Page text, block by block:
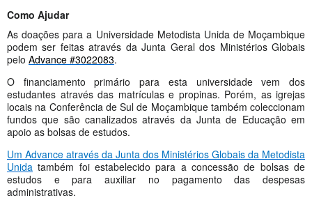
Como Ajudar
As doações para a Universidade Metodista Unida de Moçambique
podem ser feitas através da Junta Geral dos Ministérios Globais
pelo Advance #3022083.
O financiamento primário para esta universidade vem dos
estudantes através das matrículas e propinas. Porém, as igrejas
locais na Conferência de Sul de Moçambique também coleccionam
fundos que são canalizados através da Junta de Educação em
apoio as bolsas de estudos.
Um Advance através da Junta dos Ministérios Globais da Metodista
Unida também foi estabelecido para a concessão de bolsas de
estudos e para auxiliar no pagamento das despesas
administrativas.